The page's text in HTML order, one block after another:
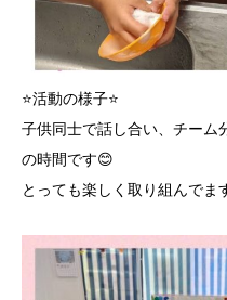
⭐活動の様子⭐
子供同士で話し合い、チーム
の時間です😊
とっても楽しく取り組んでま